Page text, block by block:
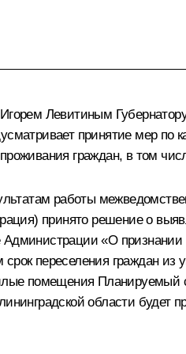
Левитиным
принятие мер по
граждан, в том
работы
принято решение о
«О признании
переселения граждан из
помещения
области будет